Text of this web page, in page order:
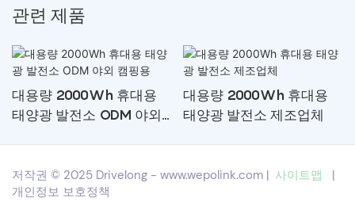
관련 제품
대용량 2000Wh 휴대용
태양광 발전소 ODM 야외
대용량 2000Wh 휴대용
태양광 발전소 제조업체
저작권 © 2025 Drivelong - www.wepolink.com | 사이트맵
|
개인정보 보호정책